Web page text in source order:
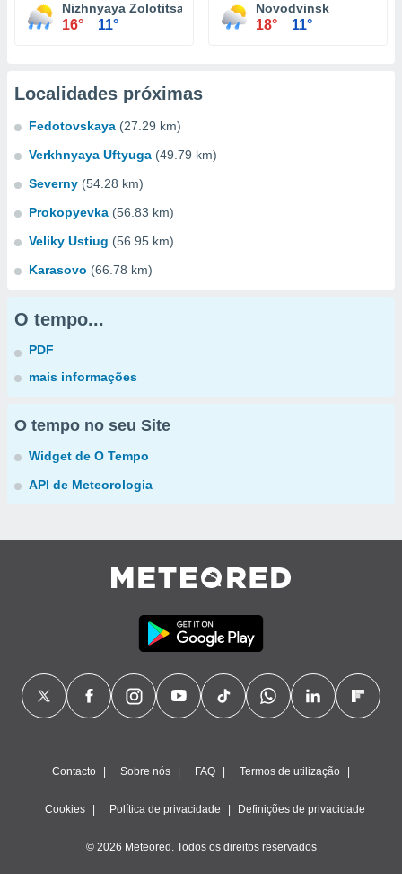
Nizhnyaya Zolotitsa
16° 11°
Novodvinsk
18° 11°
Localidades próximas
Fedotovskaya (27.29 km)
Verkhnyaya Uftyuga (49.79 km)
Severny (54.28 km)
Prokopyevka (56.83 km)
Veliky Ustiug (56.95 km)
Karasovo (66.78 km)
O tempo...
PDF
mais informações
O tempo no seu Site
Widget de O Tempo
API de Meteorologia
Contacto Sobre nós FAQ Termos de utilização
Cookies Política de privacidade Definições de privacidade
© 2026 Meteored. Todos os direitos reservados